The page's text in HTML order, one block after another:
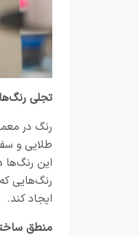
تجلی
رنگ در
طلایی و
این رنگ‌ها
رنگ‌هایی
ایجاد ‌کند.
منطق